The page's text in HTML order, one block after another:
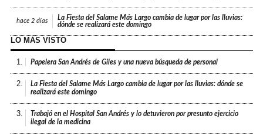
hace 2 días
La Fiesta del Salame Más Largo cambia de lugar por las lluvias:
dónde se realizará este domingo
LO MÁS VISTO
1. Papelera San Andrés de Giles y una nueva búsqueda de personal
2.
La Fiesta del Salame Más Largo cambia de lugar por las lluvias: dónde se
realizará este domingo
3.
Trabajó en el Hospital San Andrés y lo detuvieron por presunto ejercicio
ilegal de la medicina